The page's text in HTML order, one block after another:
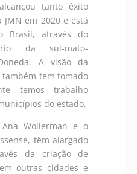
tanto êxito
em 2020 e está
Brasil, através do
da sul-mato-
A visão da
tem tomado
temos trabalho
do estado.
Ana Wollerman e o
têm alargado
da criação de
outras cidades e